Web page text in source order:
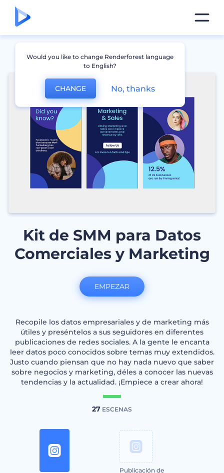
Kit de SMM para Datos
Comerciales y Marketing
Recopile los datos empresariales y de marketing más
útiles y preséntelos a sus seguidores en diferentes
publicaciones de redes sociales. A la gente le encanta
leer datos poco conocidos sobre temas muy extendidos.
Justo cuando piensan que no hay nada nuevo que saber
sobre negocios y marketing, déles a conocer las nuevas
tendencias y la actualidad. ¡Empiece a crear ahora!
27 ESCENAS
Publicación de
EMPEZAR
Would you like to change Renderforest language
to English?
CHANGE No, thanks